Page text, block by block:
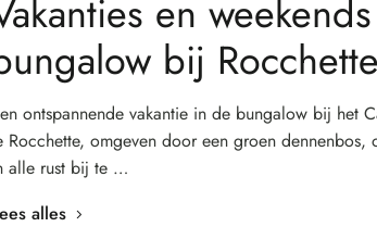
en
bij Rocchette
ontspannende vakantie in de bungalow bij het
Rocchette, omgeven door een groen dennenbos,
alle rust bij te …
alles